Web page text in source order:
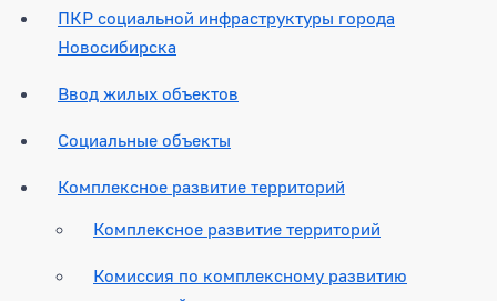
ПКР социальной инфраструктуры города
Новосибирска
Ввод жилых объектов
Социальные объекты
Комплексное развитие территорий
Комплексное развитие территорий
Комиссия по комплексному развитию